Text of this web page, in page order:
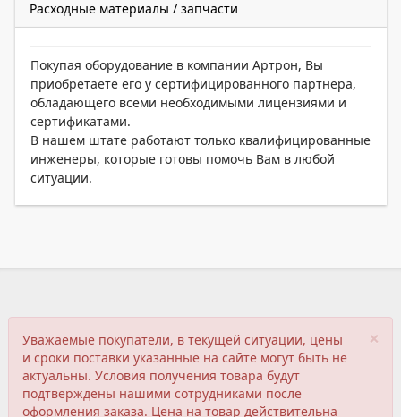
Расходные материалы / запчасти
Покупая оборудование в компании Артрон, Вы
приобретаете его у сертифицированного партнера,
обладающего всеми необходимыми лицензиями и
сертификатами.
В нашем штате работают только квалифицированные
инженеры, которые готовы помочь Вам в любой
ситуации.
×
Уважаемые покупатели, в текущей ситуации, цены
и сроки поставки указанные на сайте могут быть не
актуальны. Условия получения товара будут
подтверждены нашими сотрудниками после
оформления заказа. Цена на товар действительна